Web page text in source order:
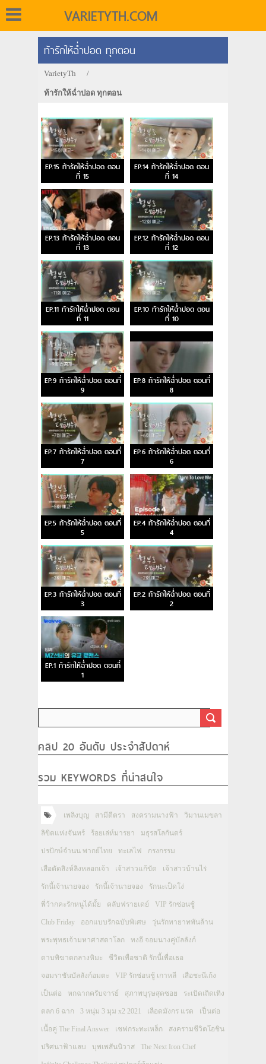
VARIETYTH.COM
ท้ารักให้ฉ่ำปอด ทุกตอน
VarietyTh /
ท้ารักให้ฉ่ำปอด ทุกตอน
EP.15 ท้ารักให้ฉ่ำปอด ตอน
ที่ 15
EP.14 ท้ารักให้ฉ่ำปอด ตอน
ที่ 14
EP.13 ท้ารักให้ฉ่ำปอด ตอน
ที่ 13
EP.12 ท้ารักให้ฉ่ำปอด ตอน
ที่ 12
EP.11 ท้ารักให้ฉ่ำปอด ตอน
ที่ 11
EP.10 ท้ารักให้ฉ่ำปอด ตอน
ที่ 10
EP.9 ท้ารักให้ฉ่ำปอด ตอนที่
9
EP.8 ท้ารักให้ฉ่ำปอด ตอนที่
8
EP.7 ท้ารักให้ฉ่ำปอด ตอนที่
7
EP.6 ท้ารักให้ฉ่ำปอด ตอนที่
6
EP.5 ท้ารักให้ฉ่ำปอด ตอนที่
5
EP.4 ท้ารักให้ฉ่ำปอด ตอนที่
4
EP.3 ท้ารักให้ฉ่ำปอด ตอนที่
3
EP.2 ท้ารักให้ฉ่ำปอด ตอนที่
2
EP.1 ท้ารักให้ฉ่ำปอด ตอนที่
1
คลิป 20 อันดับ ประจำสัปดาห์
รวม KEYWORDS ที่น่าสนใจ
เพลิงบุญ สามีตีตรา สงครามนางฟ้า วิมานเมขลา
ลิขิตแห่งจันทร์ ร้อยเล่ห์มารยา มธุรสโลกันตร์
ปรปักษ์จำนน พากย์ไทย ทะเลไฟ กรงกรรม
เสือตัดสิงห์ลิงหลอกเจ้า เจ้าสาวแก้ขัด เจ้าสาวบ้านไร่
รักนี้เจ้านายจอง รักนี้เจ้านายจอง รักนะเป็ดโง่
พี่ว้ากคะรักหนูได้มั้ย คลับฟรายเดย์ VIP รักซ่อนชู้
Club Friday ออกแบบรักฉบับพิเศษ วุ่นรักทายาทพันล้าน
พระพุทธเจ้ามหาศาสดาโลก ทงอี จอมนางคู่บัลลังก์
ดาบพิฆาตกลางหิมะ ชีวิตเพื่อชาติ รักนี้เพื่อเธอ
จอมราชันบัลลังก์อมตะ VIP รักซ่อนชู้ เกาหลี เสือชะนีเก้ง
เป็นต่อ หกฉากครับจารย์ สุภาพบุรุษสุดซอย ระเบิดเถิดเทิง
ตลก 6 ฉาก 3 หนุ่ม 3 มุม x2 2021 เลือดมังกร แรด เป็นต่อ
เนื้อคู่ The Final Answer เชฟกระทะเหล็ก สงครามชีวิตโอชิน
ปริศนาฟ้าแลบ บุพเพสันนิวาส The Next Iron Chef